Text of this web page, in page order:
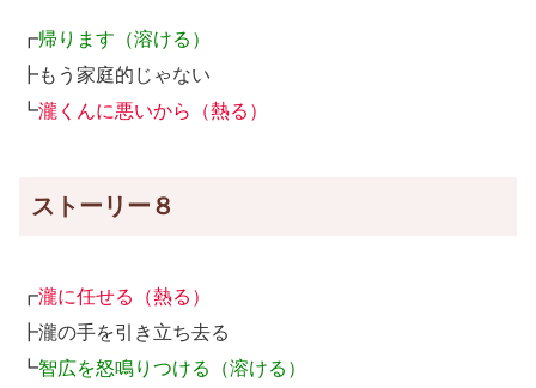
┏帰ります（溶ける）
┣もう家庭的じゃない
┗瀧くんに悪いから（熱る）
ストーリー８
┏瀧に任せる（熱る）
┣瀧の手を引き立ち去る
┗智広を怒鳴りつける（溶ける）